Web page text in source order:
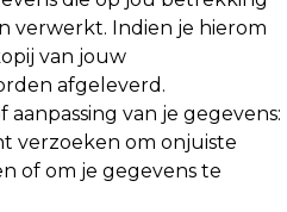
verwerkt. Indien je hierom
van jouw
afgeleverd.
van je gegevens:
verzoeken om onjuiste
of om je gegevens te